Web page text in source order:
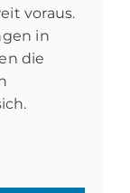
voraus.
in
die